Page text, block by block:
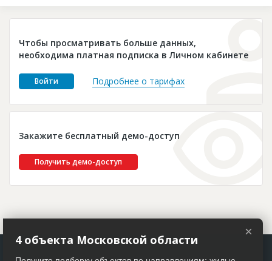
Глоссарий
Платные услуги
Пресс-релизы
Чтобы просматривать больше данных,
необходима платная подписка в Личном кабинете
Войти Подробнее о тарифах
Закажите бесплатный демо-доступ
Получить демо-доступ
×
4 объекта Московской области